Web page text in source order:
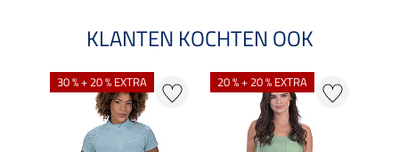
KLANTEN KOCHTEN OOK
30 % + 20 % EXTRA 20 % + 20 % EXTRA